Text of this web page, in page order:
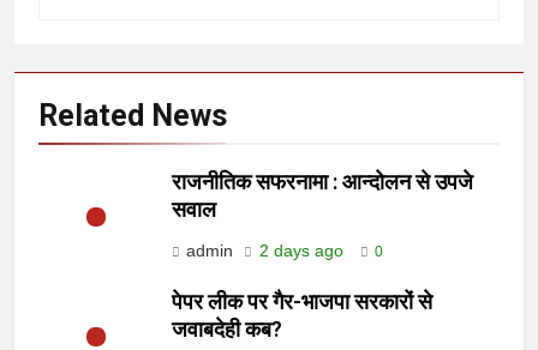
Related News
राजनीतिक सफरनामा : आन्दोलन से उपजे
सवाल
admin 2 days ago 0
पेपर लीक पर गैर-भाजपा सरकारों से
जवाबदेही कब?